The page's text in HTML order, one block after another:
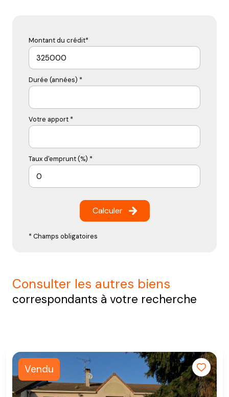
Montant du crédit*
Durée (années) *
Votre apport *
Taux d'emprunt (%) *
Calculer
* Champs obligatoires
consulter les autres biens
correspondants à votre recherche
Vendu